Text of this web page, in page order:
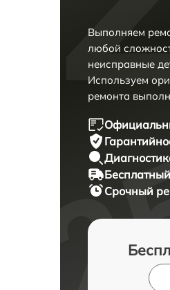
Выполняем
любой
неисправные
Используем
ремонта
Срочный